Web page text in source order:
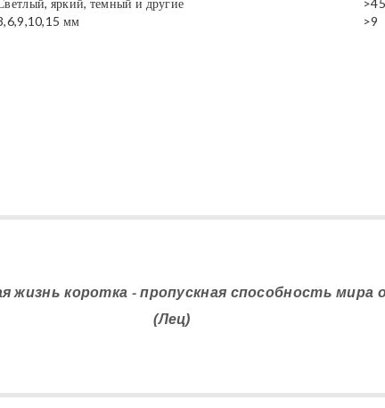
яркий, темный и другие
>45
мм >9
жизнь коротка - пропускная способность мира
(Лец)